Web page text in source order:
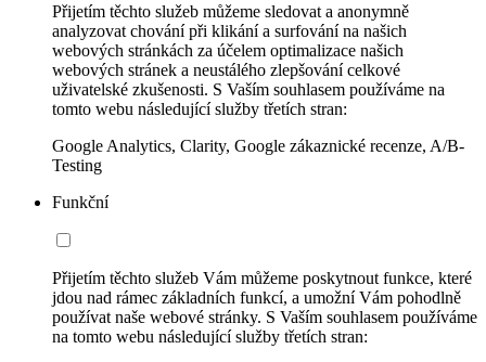
Přijetím těchto služeb můžeme sledovat a anonymně
analyzovat chování při klikání a surfování na našich
webových stránkách za účelem optimalizace našich
webových stránek a neustálého zlepšování celkové
uživatelské zkušenosti. S Vaším souhlasem používáme na
tomto webu následující služby třetích stran:
Google Analytics, Clarity, Google zákaznické recenze, A/B-
Testing
Funkční
Přijetím těchto služeb Vám můžeme poskytnout funkce, které
jdou nad rámec základních funkcí, a umožní Vám pohodlně
používat naše webové stránky. S Vaším souhlasem používáme
na tomto webu následující služby třetích stran: